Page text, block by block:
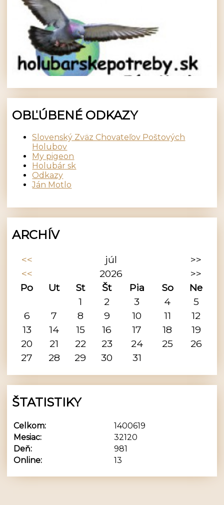
OBĽÚBENÉ ODKAZY
Slovenský Zväz Chovateľov Poštových
Holubov
My pigeon
Holubár sk
Odkazy
Ján Motlo
ARCHÍV
<< júl
>>
<<
2026
>>
Po
Ut St Št Pia So
Ne
1
2 3 4
5
6
7 8 9 10 11
12
13
14 15 16 17 18
19
20
21 22 23 24 25
26
27
28 29 30 31
ŠTATISTIKY
Online: 13
Celkom:
1400619
Mesiac:
32120
Deň:
981